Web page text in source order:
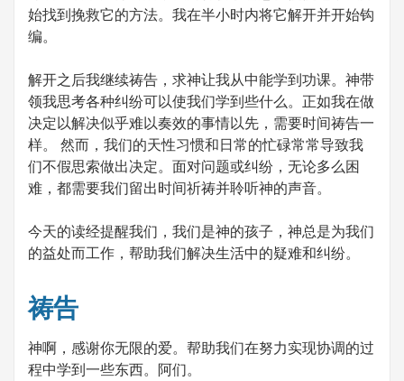
始找到挽救它的方法。我在半小时内将它解开并开始钩
编。
解开之后我继续祷告，求神让我从中能学到功课。神带
领我思考各种纠纷可以使我们学到些什么。正如我在做
决定以解决似乎难以奏效的事情以先，需要时间祷告一
样。 然而，我们的天性习惯和日常的忙碌常常导致我
们不假思索做出决定。面对问题或纠纷，无论多么困
难，都需要我们留出时间祈祷并聆听神的声音。
今天的读经提醒我们，我们是神的孩子，神总是为我们
的益处而工作，帮助我们解决生活中的疑难和纠纷。
祷告
神啊，感谢你无限的爱。帮助我们在努力实现协调的过
程中学到一些东西。阿们。